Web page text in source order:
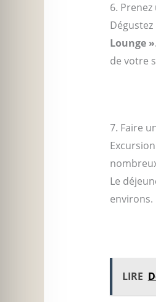
6.
Lounge »
de votre
7. Faire
Le
environs.
LIRE